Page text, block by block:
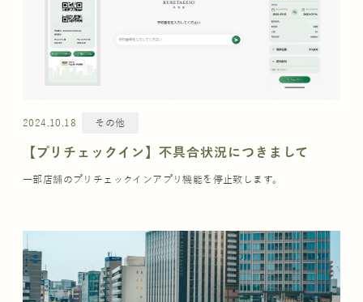
2024.10.18 その他
【プリチェックイン】不具合状況につきまして
一部店舗のプリチェックインアプリ機能を停止致します。